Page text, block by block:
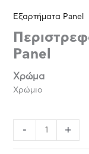
Εξαρτήματα Panel
Panel
Χρώμα
Χρώμιο
- +